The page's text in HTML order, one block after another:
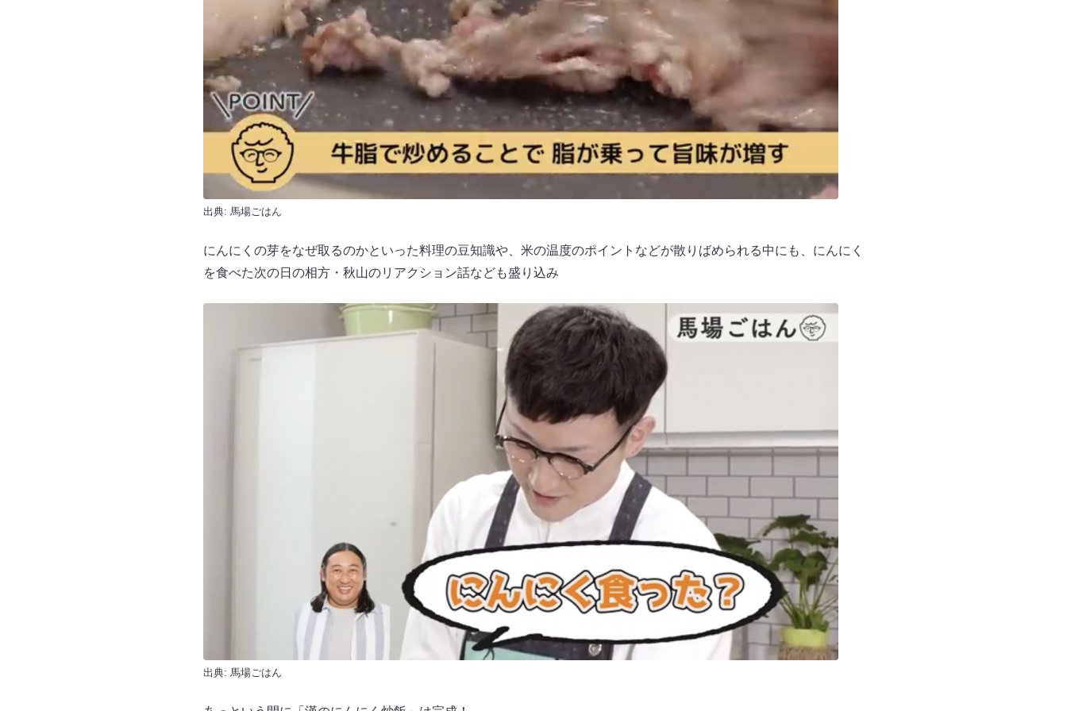
出典: 馬場ごはん
にんにくの芽をなぜ取るのかといった料理の豆知識や、米の温度のポイントなどが散りばめられる中にも、にんにく
を食べた次の日の相方・秋山のリアクション話なども盛り込み
出典: 馬場ごはん